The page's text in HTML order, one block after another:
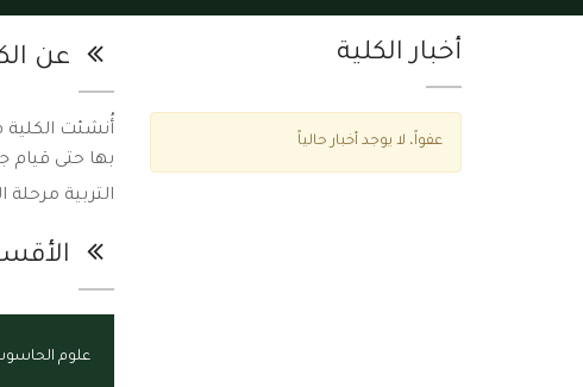
أخبار الكلية
عفواً، لا يوجد أخبار حالياً
عن
التربية
علوم